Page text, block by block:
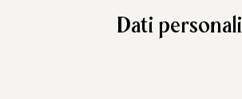
Dati personali